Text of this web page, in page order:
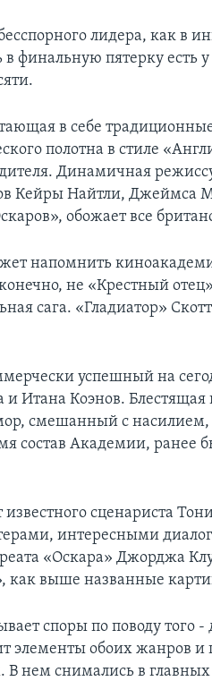
лидера, как в
финальную пятерку есть
в себе
полотна в стиле
Динамичная
Кейры Найтли, Джеймса
обожает все
напомнить
не «Крестный
сага. «Гладиатор»
успешный на
Итана Коэнов. Блестящая
смешанный с насилием,
состав Академии, ранее
сценариста
интересными
«Оскара» Джорджа
как выше названные
споры по поводу того -
элементы обоих жанров и
нем снимались в главных